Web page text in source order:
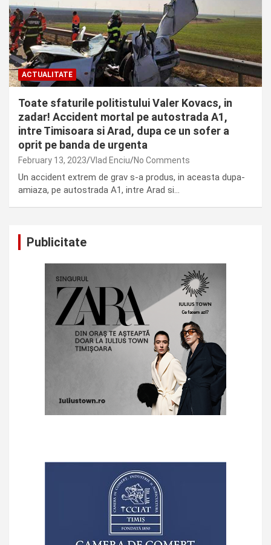
ACTUALITATE
Toate sfaturile politistului Valer Kovacs, in
zadar! Accident mortal pe autostrada A1,
intre Timisoara si Arad, dupa ce un sofer a
oprit pe banda de urgenta
February 13, 2023 Vlad Enciu No Comments
Un accident extrem de grav s-a produs, in aceasta dupa-
amiaza, pe autostrada A1, intre Arad si…
Publicitate